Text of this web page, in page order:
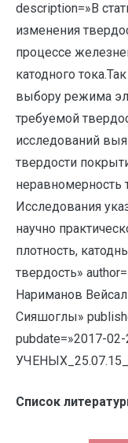
description=»В
изменения
процессе
катодного
выбору режима
требуемой
исследований
твердости
неравномерность
Исследования
научно
плотность,
твердость»
Нариманов
Сияшоглы»
pubdate=»2017-
Список